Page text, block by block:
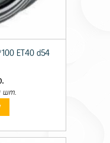
ET40 d54
шт.